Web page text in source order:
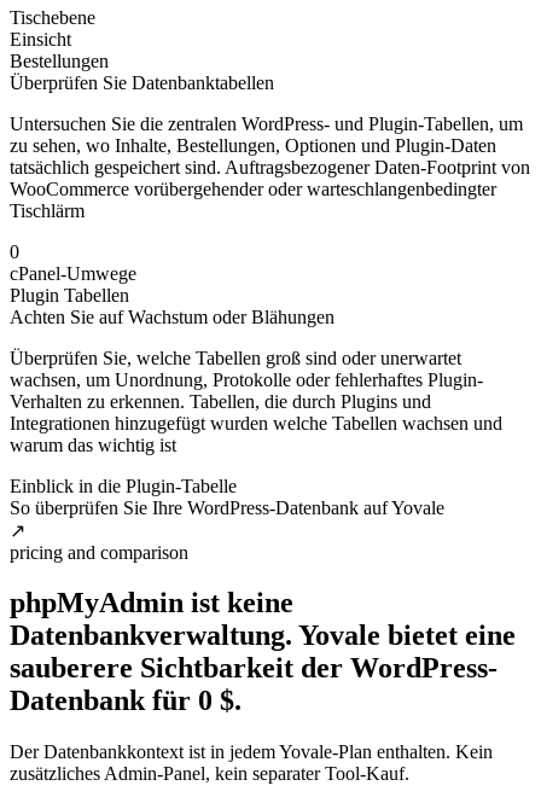
Tischebene
Einsicht
Bestellungen
Überprüfen Sie Datenbanktabellen
Untersuchen Sie die zentralen WordPress- und Plugin-Tabellen, um
zu sehen, wo Inhalte, Bestellungen, Optionen und Plugin-Daten
tatsächlich gespeichert sind. Auftragsbezogener Daten-Footprint von
WooCommerce vorübergehender oder warteschlangenbedingter
Tischlärm
0
cPanel-Umwege
Plugin Tabellen
Achten Sie auf Wachstum oder Blähungen
Überprüfen Sie, welche Tabellen groß sind oder unerwartet
wachsen, um Unordnung, Protokolle oder fehlerhaftes Plugin-
Verhalten zu erkennen. Tabellen, die durch Plugins und
Integrationen hinzugefügt wurden welche Tabellen wachsen und
warum das wichtig ist
Einblick in die Plugin-Tabelle
So überprüfen Sie Ihre WordPress-Datenbank auf Yovale
↗
pricing and comparison
phpMyAdmin ist keine
Datenbankverwaltung. Yovale bietet eine
sauberere Sichtbarkeit der WordPress-
Datenbank für 0 $.
Der Datenbankkontext ist in jedem Yovale-Plan enthalten. Kein
zusätzliches Admin-Panel, kein separater Tool-Kauf.